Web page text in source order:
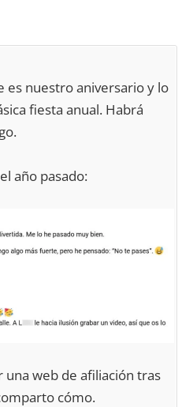
es nuestro aniversario y lo
fiesta anual. Habrá
año pasado:
una web de afiliación tras
cómo.